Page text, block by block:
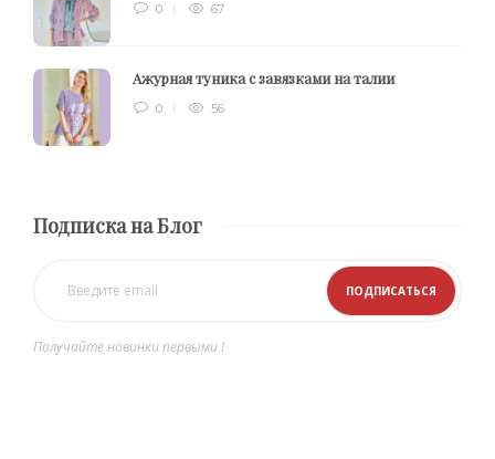
0 67
Ажурная туника с завязками на талии
0 56
Подписка на Блог
Получайте новинки первыми !